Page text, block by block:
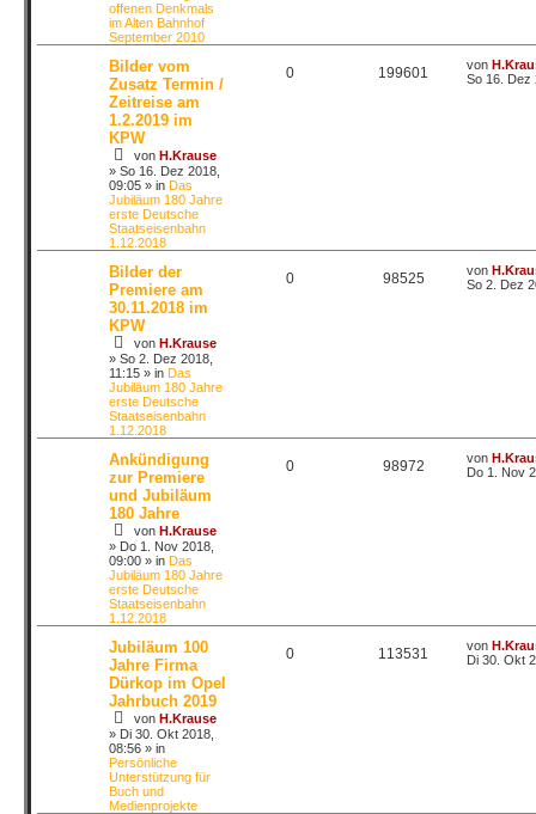
offenen Denkmals
im Alten Bahnhof
September 2010
Bilder vom
Zusatz Termin /
Zeitreise am
1.2.2019 im
KPW
von H.Krause
» So 16. Dez 2018,
09:05 » in Das
Jubiläum 180 Jahre
erste Deutsche
Staatseisenbahn
1.12.2018
0 199601 von
So 16. Dez
Bilder der
Premiere am
30.11.2018 im
KPW
von H.Krause
» So 2. Dez 2018,
11:15 » in Das
Jubiläum 180 Jahre
erste Deutsche
Staatseisenbahn
1.12.2018
0 98525 von
So 2. Dez
Ankündigung
zur Premiere
und Jubiläum
180 Jahre
von H.Krause
» Do 1. Nov 2018,
09:00 » in Das
Jubiläum 180 Jahre
erste Deutsche
Staatseisenbahn
1.12.2018
0 98972 von
Do 1. Nov
Jubiläum 100
Jahre Firma
Dürkop im Opel
Jahrbuch 2019
von H.Krause
» Di 30. Okt 2018,
08:56 » in
Persönliche
Unterstützung für
Buch und
Medienprojekte
0 113531 von
Di 30. Okt